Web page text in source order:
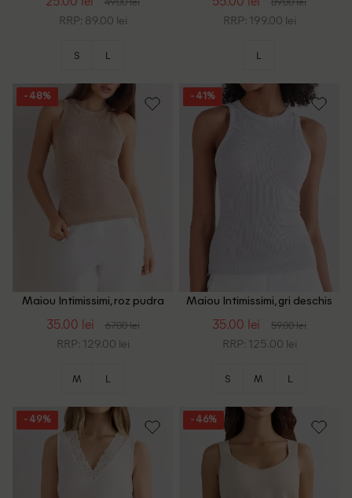
RRP: 89.00 lei
S L
RRP: 199.00 lei
L
- 48%
Maiou Intimissimi, roz pudra
35.00 lei 67.00 lei
RRP: 129.00 lei
M L
- 41%
Maiou Intimissimi, gri deschis
35.00 lei 59.00 lei
RRP: 125.00 lei
S M L
- 49% - 46%